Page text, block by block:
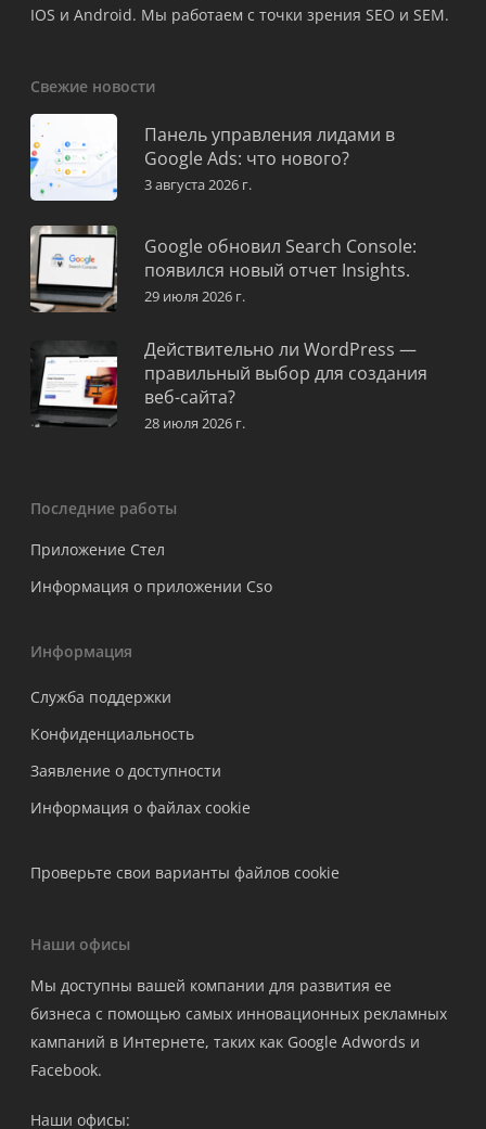
IOS и Android. Мы работаем с точки зрения SEO и SEM.
Свежие новости
Панель управления лидами в
Google Ads: что нового?
3 августа 2026 г.
Google обновил Search Console:
появился новый отчет Insights.
29 июля 2026 г.
Действительно ли WordPress —
правильный выбор для создания
веб-сайта?
28 июля 2026 г.
Последние работы
Приложение Стел
Информация о приложении Cso
Информация
Служба поддержки
Конфиденциальность
Заявление о доступности
Информация о файлах cookie
Проверьте свои варианты файлов cookie
Наши офисы
Мы доступны вашей компании для развития ее
бизнеса с помощью самых инновационных рекламных
кампаний в Интернете, таких как Google Adwords и
Facebook.
Наши офисы: